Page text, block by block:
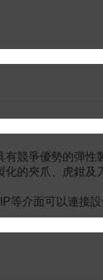
競爭優勢的彈性
的夾爪、虎鉗
等介面可以連接設